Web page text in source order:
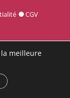
CGV
meilleure